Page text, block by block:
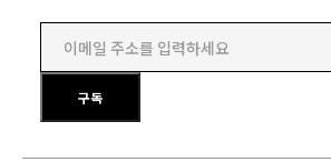
이메일 주소를 입력하세요
구독